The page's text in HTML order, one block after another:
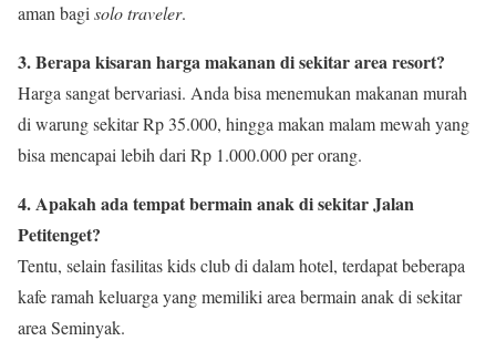
aman bagisolo traveler.
3. Berapa kisaran harga makanan di sekitar area resort?
Harga sangat bervariasi. Anda bisa menemukan makanan murah
di warung sekitar Rp 35.000, hingga makan malam mewah yang
bisa mencapai lebih dari Rp 1.000.000 per orang.
4. Apakah ada tempat bermain anak di sekitar Jalan
Petitenget?
Tentu, selain fasilitas kids club di dalam hotel, terdapat beberapa
kafe ramah keluarga yang memiliki area bermain anak di sekitar
area Seminyak.